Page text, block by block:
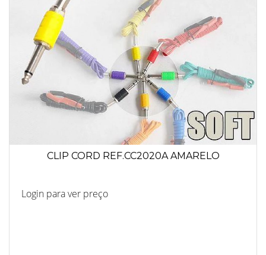
CLIP CORD REF.CC2020A AMARELO
Login para ver preço